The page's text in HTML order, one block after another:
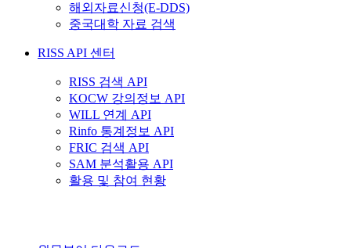
해외자료신청(E-DDS)
중국대학 자료 검색
RISS API 센터
RISS 검색 API
KOCW 강의정보 API
WILL 연계 API
Rinfo 통계정보 API
FRIC 검색 API
SAM 분석활용 API
활용 및 참여 현황